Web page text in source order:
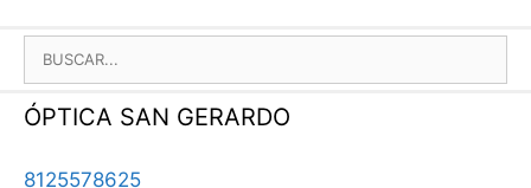
BUSCAR:
ÓPTICA SAN GERARDO
8125578625